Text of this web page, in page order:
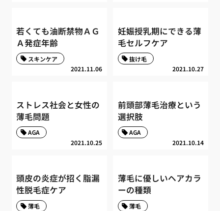
若くても油断禁物ＡＧ
Ａ発症年齢
2021.11.06
スキンケア
妊娠授乳期にできる薄
毛セルフケア
2021.10.27
抜け毛
ストレス社会と女性の
薄毛問題
2021.10.25
AGA
前頭部薄毛治療という
選択肢
2021.10.14
AGA
頭皮の炎症が招く脂漏
性脱毛症ケア
薄毛
薄毛に優しいヘアカラ
ーの種類
薄毛